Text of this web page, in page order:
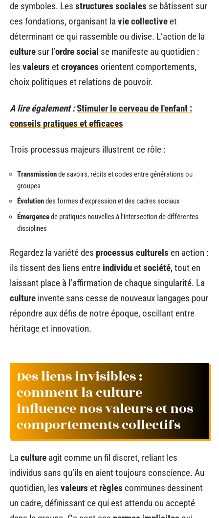
de symboles. Les structures sociales se bâtissent sur
ces fondations, organisant la vie collective et
déterminant ce qui rassemble ou divise. L’action de la
culture sur l’ordre social se manifeste au quotidien :
les valeurs et croyances orientent comportements,
choix politiques et relations de pouvoir.
A lire également :Stimuler le cerveau de l'enfant :
conseils pratiques et efficaces
Trois processus majeurs illustrent ce rôle :
Transmissionde savoirs, récits et codes entre générations ou
groupes
Évolutiondes formes d’expression et des cadres sociaux
Émergencede pratiques nouvelles à l’intersection de différentes
disciplines
Regardez la variété des processus culturels en action :
ils tissent des liens entre individu et société, tout en
laissant place à l’affirmation de chaque singularité. La
culture invente sans cesse de nouveaux langages pour
répondre aux défis de notre époque, oscillant entre
héritage et innovation.
Des liens invisibles :
comment la culture
influence nos valeurs et nos
comportements collectifs
La culture agit comme un fil discret, reliant les
individus sans qu’ils en aient toujours conscience. Au
quotidien, les valeurs et règles communes dessinent
un cadre, définissant ce qui est attendu ou accepté